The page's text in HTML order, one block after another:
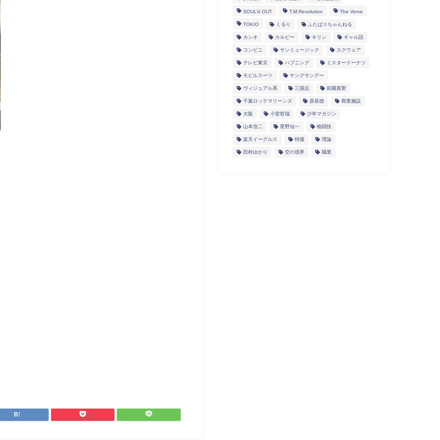
SOUL’d OUT T.M.Revolution The Verve
TOKIO くるり ふたば☆ちゃんねる
カシオ カルビー キリン ギャル語
コンビニ サンミュージック スクウェア
テレビ東京 ハプニング ミスタードーナツ
モビルスーツ ヤングサンデー
ヴィジュアル系 三国志 前園真聖
千葉ロッテマリーンズ 原辰徳 商業施設
大阪 小室哲哉 少年マガジン
山本浩二 星野仙一 格闘技
楽天イーグルス 特撮 理論
田村ゆかり 空の境界 職業